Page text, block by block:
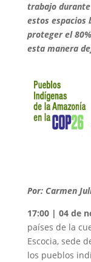
trabajo durante
estos espacios
proteger el
esta manera
Por: Carmen
17:00 | 04 de
países de la
Escocia, sede
los pueblos